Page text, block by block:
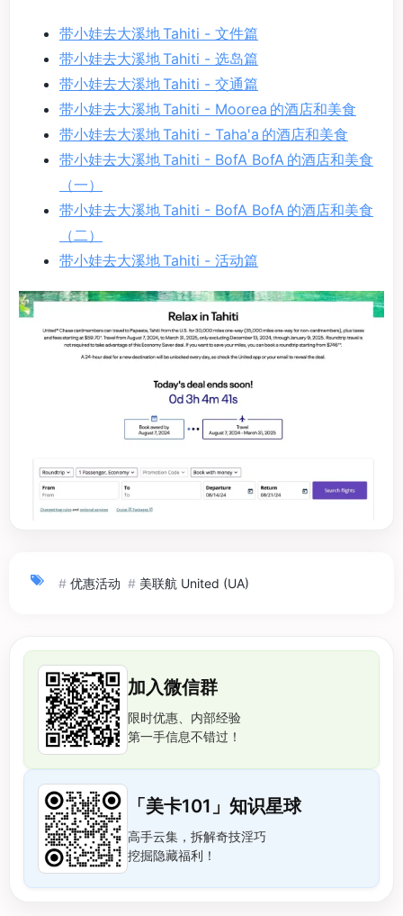
带小娃去大溪地 Tahiti - 文件篇
带小娃去大溪地 Tahiti - 选岛篇
带小娃去大溪地 Tahiti - 交通篇
带小娃去大溪地 Tahiti - Moorea 的酒店和美食
带小娃去大溪地 Tahiti - Taha'a 的酒店和美食
带小娃去大溪地 Tahiti - BofA BofA 的酒店和美食
（一）
带小娃去大溪地 Tahiti - BofA BofA 的酒店和美食
（二）
带小娃去大溪地 Tahiti - 活动篇
# 优惠活动 # 美联航 United (UA)
加入微信群
限时优惠、内部经验
第一手信息不错过！
「美卡101」知识星球
高手云集，拆解奇技淫巧
挖掘隐藏福利！